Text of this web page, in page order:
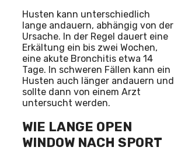
Husten kann unterschiedlich
lange andauern, abhängig von der
Ursache. In der Regel dauert eine
Erkältung ein bis zwei Wochen,
eine akute Bronchitis etwa 14
Tage. In schweren Fällen kann ein
Husten auch länger andauern und
sollte dann von einem Arzt
untersucht werden.
WIE LANGE OPEN
WINDOW NACH SPORT